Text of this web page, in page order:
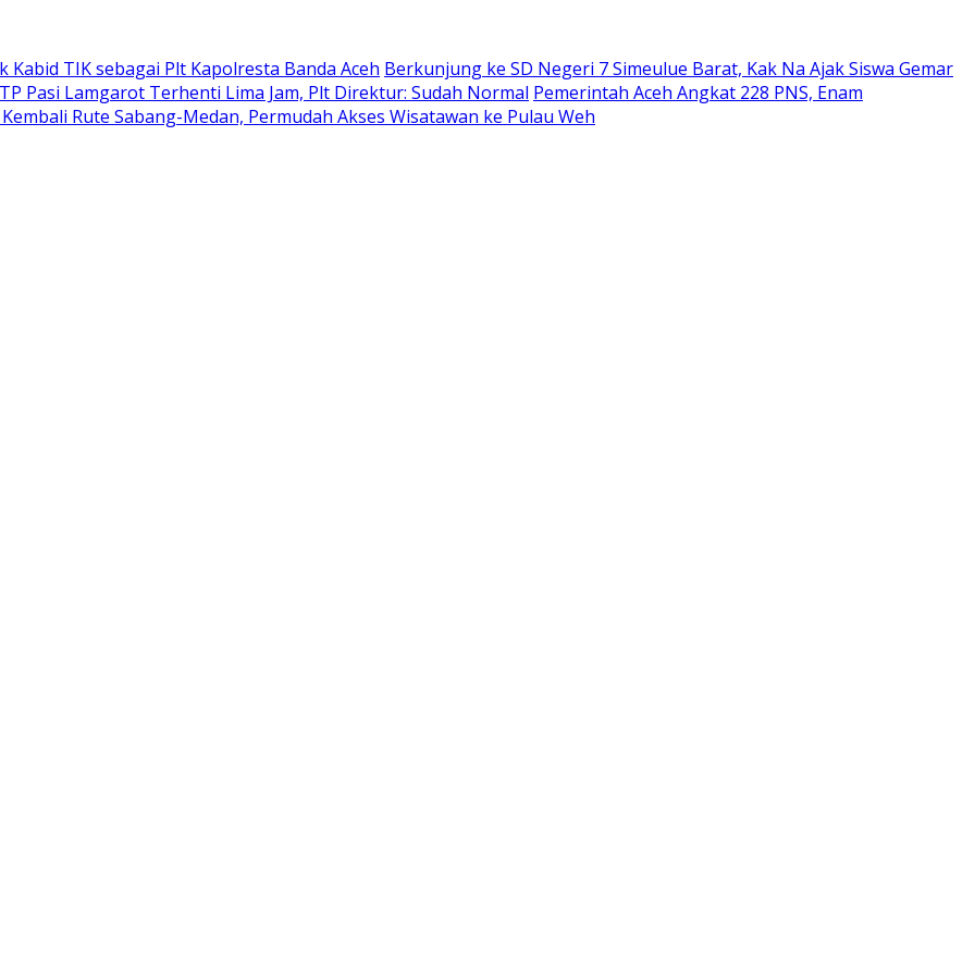
TIK sebagai Plt Kapolresta Banda Aceh Berkunjung ke SD Negeri 7 Simeulue Barat, Kak Na Ajak Siswa Gemar
Pasi Lamgarot Terhenti Lima Jam, Plt Direktur: Sudah Normal Pemerintah Aceh Angkat 228 PNS, Enam
Rute Sabang-Medan, Permudah Akses Wisatawan ke Pulau Weh